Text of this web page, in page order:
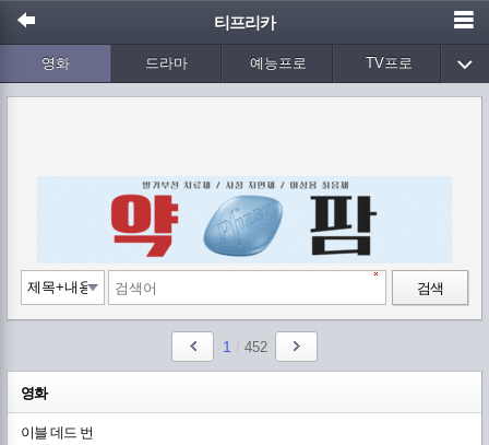
티프리카
영화 드라마 예능프로 TV프로
애니메이션 음악 Wetv
검색
1 452
영화
이블 데드 번